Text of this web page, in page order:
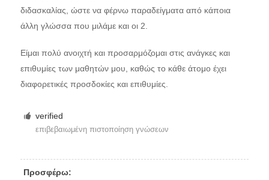
διδασκαλίας, ώστε να φέρνω παραδείγματα από κάποια
άλλη γλώσσα που μιλάμε και οι 2.
Είμαι πολύ ανοιχτή και προσαρμόζομαι στις ανάγκες και
επιθυμίες των μαθητών μου, καθώς το κάθε άτομο έχει
διαφορετικές προσδοκίες και επιθυμίες.
verified
επιβεβαιωμένη πιστοποίηση γνώσεων
Προσφέρω: